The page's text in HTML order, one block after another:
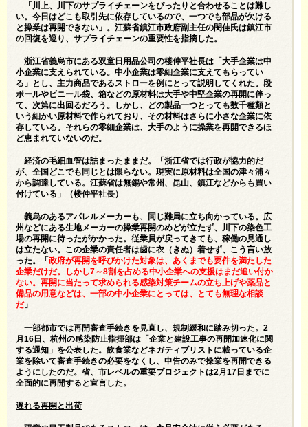
「川上、川下のサプライチェーンをぴったりと合わせることは難し
い。今日はどこも取引先に依存しているので、一つでも部品が欠ける
と操業は再開できない」。江蘇省鎮江市政府副主任の閔佳氏は鎮江市
の回復を巡り、サプライチェーンの重要性を指摘した。
浙江省義烏市にある双童日用品公司の楼仲平社長は「大手企業は中
小企業に支えられている。中小企業は零細企業に支えてもらってい
る」とし、主力商品であるストローを例にとって説明してくれた。段
ボールやビニール袋、箱などの原材料は大手や中堅企業の再開に伴っ
て、次第に出回るだろう。しかし、どの製品一つとっても数千種類と
いう細かい原材料で作られており、その材料はさらに小さな企業に依
存している。それらの零細企業は、大手のように操業を再開できるほ
ど恵まれていないのだ。
経済の毛細血管は詰まったままだ。「浙江省では行政が協力的だ
が、全国どこでも同じとは限らない。現実に原材料は全国の津々浦々
から調達している。江蘇省は無錫や常州、昆山、鎮江などからも買い
付けている」（楼仲平社長）
義烏のあるアパレルメーカーも、同じ難局に立ち向かっている。広
州などにある生地メーカーの操業再開のめどが立たず、川下の染色工
場の再開に待ったがかかった。従業員が戻ってきても、稼働の見通し
は立たない。この企業の責任者は歯に衣（きぬ）着せず、こう言い放
った。「 政府が再開を呼びかけた対象は、あくまでも要件を満たした
企業だけだ。しかし7～8割を占める中小企業への支援はまだ追い付か
ない。再開に当たって求められる感染対策チームの立ち上げや薬品と
備品の用意などは、一部の中小企業にとっては、とても無理な相談
だ」
一部都市では再開審査手続きを見直し、規制緩和に踏み切った。2
月16日、杭州の感染防止指揮部は「企業と建設工事の再開加速化に関
する通知」を公表した。飲食業などネガティブリストに載っている企
業を除いて審査手続きの必要をなくし、申告のみで操業を再開できる
ようにしたのだ。省、市レベルの重要プロジェクトは2月17日までに
全面的に再開すると宣言した。
遅れる再開と出荷